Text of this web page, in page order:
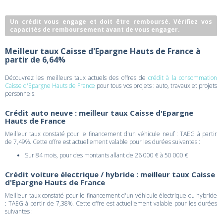
Un crédit vous engage et doit être remboursé. Vérifiez vos
capacités de remboursement avant de vous engager.
Meilleur taux Caisse d'Epargne Hauts de France à
partir de 6,64%
Découvrez les meilleurs taux actuels des offres decrédit à la consommation
Caisse d'Epargne Hauts de France pour tous vos projets : auto, travaux et projets
personnels.
Crédit auto neuve : meilleur taux Caisse d'Epargne
Hauts de France
Meilleur taux constaté pour le financement d'un véhicule neuf : TAEG à partir
de 7,49%. Cette offre est actuellement valable pour les durées suivantes :
Sur 84 mois, pour des montants allant de 26 000 € à 50 000 €
Crédit voiture électrique / hybride : meilleur taux Caisse
d'Epargne Hauts de France
Meilleur taux constaté pour le financement d'un véhicule électrique ou hybride
: TAEG à partir de 7,38%. Cette offre est actuellement valable pour les durées
suivantes :